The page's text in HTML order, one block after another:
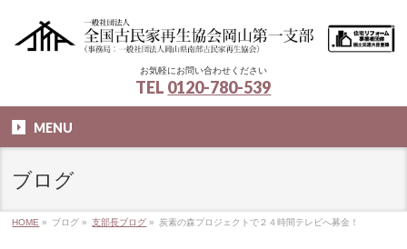
お気軽にお問い合わせください
TEL 0120-780-539
MENU
ブログ
HOME » ブログ » 支部長ブログ » 炭素の森プロジェクトで２４時間テレビへ募金！